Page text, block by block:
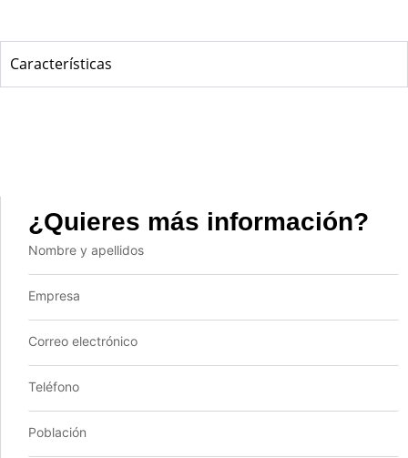
Características
¿Quieres más información?